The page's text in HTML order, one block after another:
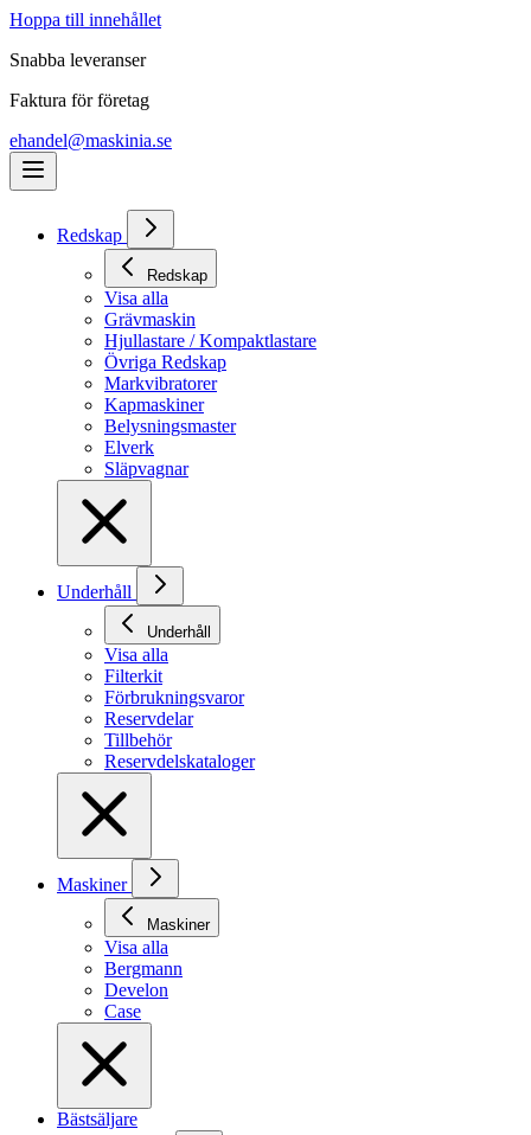
Hoppa till innehållet
Snabba leveranser
Faktura för företag
ehandel@maskinia.se
Redskap
Redskap
Visa alla
Grävmaskin
Hjullastare / Kompaktlastare
Övriga Redskap
Markvibratorer
Kapmaskiner
Belysningsmaster
Elverk
Släpvagnar
Underhåll
Underhåll
Visa alla
Filterkit
Förbrukningsvaror
Reservdelar
Tillbehör
Reservdelskataloger
Maskiner
Maskiner
Visa alla
Bergmann
Develon
Case
Bästsäljare